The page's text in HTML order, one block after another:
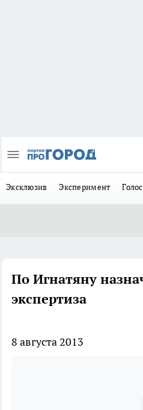
Эксклюзив Эксперимент
По Игнатяну
экспертиза
8 августа 2013